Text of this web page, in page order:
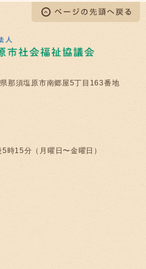
那須塩原市南郷屋5丁目163番地
時15分（月曜日〜金曜日）